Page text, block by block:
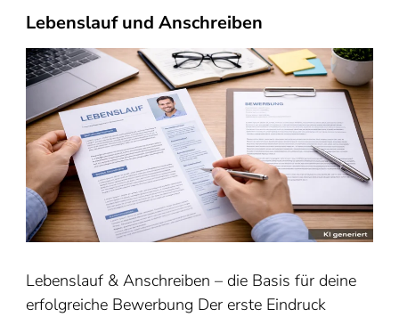
Lebenslauf und Anschreiben
Lebenslauf & Anschreiben – die Basis für deine
erfolgreiche Bewerbung Der erste Eindruck